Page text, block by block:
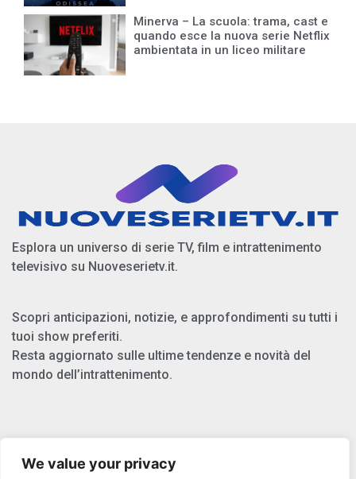
We value your privacy
Minerva – La scuola: trama, cast e
quando esce la nuova serie Netflix
ambientata in un liceo militare
Esplora un universo di serie TV, film e intrattenimento
televisivo su Nuoveserietv.it.
Scopri anticipazioni, notizie, e approfondimenti su tutti i
tuoi show preferiti.
Resta aggiornato sulle ultime tendenze e novità del
mondo dell’intrattenimento.
Privacy Policy